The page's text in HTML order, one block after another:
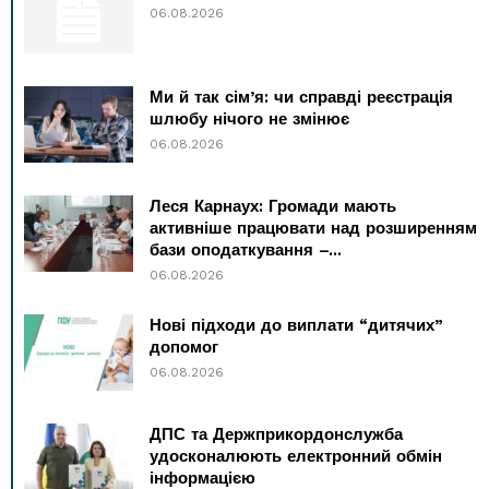
06.08.2026
Ми й так сім’я: чи справді реєстрація
шлюбу нічого не змінює
06.08.2026
Леся Карнаух: Громади мають
активніше працювати над розширенням
бази оподаткування –...
06.08.2026
Нові підходи до виплати “дитячих”
допомог
06.08.2026
ДПС та Держприкордонслужба
удосконалюють електронний обмін
інформацією